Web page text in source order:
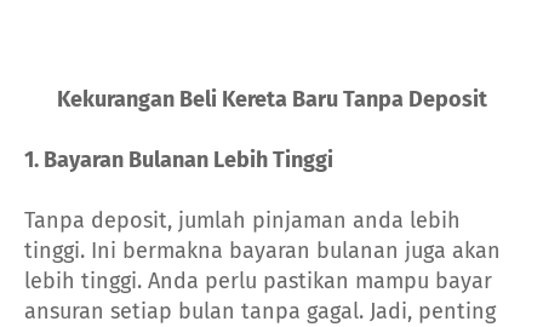
Kekurangan Beli Kereta Baru Tanpa Deposit
1. Bayaran Bulanan Lebih Tinggi
Tanpa deposit, jumlah pinjaman anda lebih
tinggi. Ini bermakna bayaran bulanan juga akan
lebih tinggi. Anda perlu pastikan mampu bayar
ansuran setiap bulan tanpa gagal. Jadi, penting